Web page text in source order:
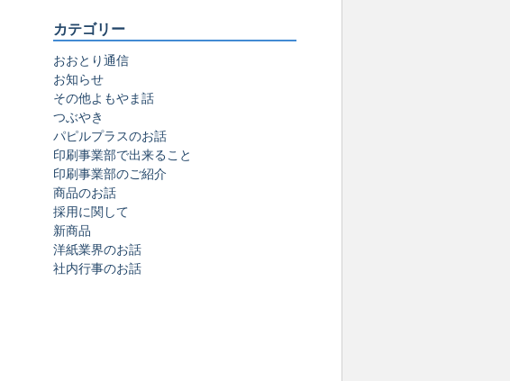
カテゴリー
おおとり通信
お知らせ
その他よもやま話
つぶやき
パピルプラスのお話
印刷事業部で出来ること
印刷事業部のご紹介
商品のお話
採用に関して
新商品
洋紙業界のお話
社内行事のお話